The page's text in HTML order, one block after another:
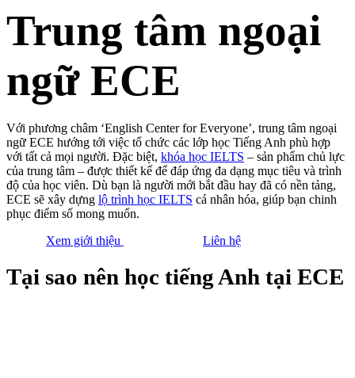
Trung tâm ngoại
ngữ ECE
Với phương châm ‘English Center for Everyone’, trung tâm ngoại
ngữ ECE hướng tới việc tổ chức các lớp học Tiếng Anh phù hợp
với tất cả mọi người. Đặc biệt, khóa học IELTS – sản phẩm chủ lực
của trung tâm – được thiết kế để đáp ứng đa dạng mục tiêu và trình
độ của học viên. Dù bạn là người mới bắt đầu hay đã có nền tảng,
ECE sẽ xây dựng lộ trình học IELTS cá nhân hóa, giúp bạn chinh
phục điểm số mong muốn.
Xem giới thiệu
Liên hệ
Tại sao nên học tiếng Anh tại ECE